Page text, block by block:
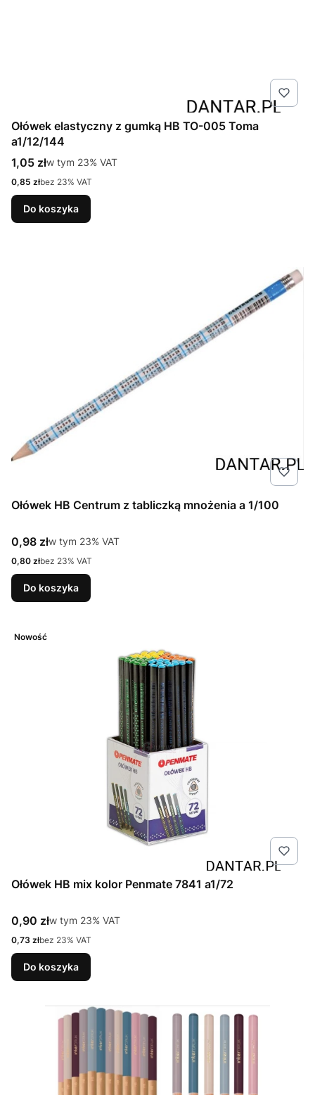
Ołówek elastyczny z gumką HB TO-005 Toma
a1/12/144
Cena brutto
1,05 złw tym %s VAT
w tym 23% VAT
Cena netto
0,85 złbez 23% VAT
Do koszyka
Ołówek HB Centrum z tabliczką mnożenia a 1/100
Cena brutto
0,98 złw tym %s VAT
w tym 23% VAT
Cena netto
0,80 złbez 23% VAT
Do koszyka
Nowość
Ołówek HB mix kolor Penmate 7841 a1/72
Cena brutto
0,90 złw tym %s VAT
w tym 23% VAT
Cena netto
0,73 złbez 23% VAT
Do koszyka